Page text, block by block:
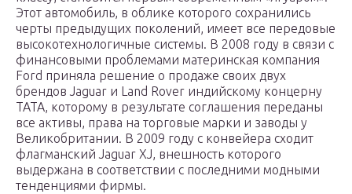
Этот автомобиль, в облике которого сохранились
черты предыдущих поколений, имеет все передовые
высокотехнологичные системы. В 2008 году в связи с
финансовыми проблемами материнская компания
Ford приняла решение о продаже своих двух
брендов Jaguar и Land Rover индийскому концерну
TATA, которому в результате соглашения переданы
все активы, права на торговые марки и заводы у
Великобритании. В 2009 году с конвейера сходит
флагманский Jaguar XJ, внешность которого
выдержана в соответствии с последними модными
тенденциями фирмы.